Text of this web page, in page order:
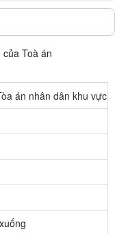
Toà án
án nhân dân khu vực